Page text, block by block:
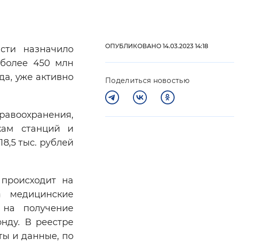
Закрыть
назначило
450 млн
уже активно
станций и
тыс. рублей
на
получение
В реестре
и данные, по
ОПУБЛИКОВАНО 14.03.2023 14:18
Поделиться новостью